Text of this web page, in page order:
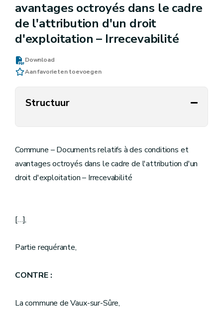
avantages octroyés dans le cadre
de l'attribution d'un droit
d'exploitation – Irrecevabilité
Download
Aan favorieten toevoegen
Structuur
Commune – Documents relatifs à des conditions et
avantages octroyés dans le cadre de l'attribution d'un
droit d'exploitation – Irrecevabilité
[…],
Partie requérante,
CONTRE :
La commune de Vaux-sur-Sûre,